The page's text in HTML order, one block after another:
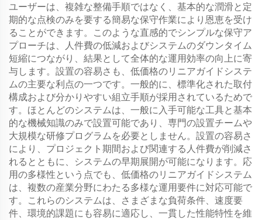
ユーザーは、複雑な整備手順ではなく、基本的な潤滑と定
期的な点検のみを要する簡易な保守作業により恩恵を受け
ることができます。このような直感的でシンプルな保守ア
プローチは、人件費の低減およびシステムのダウンタイム
短縮につながり、結果として全体的な運用効率の向上に寄
与します。設置の容易さも、低価格のリニアガイドシステ
ムの主要な利点の一つです。一般的に、標準化された取付
構成および分かりやすい組立手順が採用されているためで
す。ほとんどのシステムは、一般に入手可能な工具と基本
的な機械知識のみで設置可能であり、専門の設置チームや
大規模な研修プログラムを必要としません。設置の容易さ
により、プロジェクト期間および関連する人件費が削減さ
れるとともに、システムの早期展開が可能になります。応
用の多様性という点でも、低価格のリニアガイドシステム
は、複数の産業分野にわたる多様な運用要件に対応可能で
す。これらのシステムは、さまざまな負荷条件、速度要
件、環境的課題にも容易に適応し、一貫した性能特性を維